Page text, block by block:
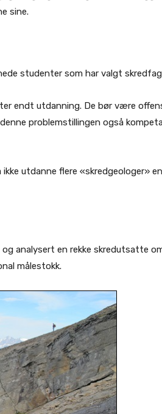
sine.
studenter som har valgt
endt utdanning. De bør være
problemstillingen også
utdanne flere «skredgeologer»
en rekke skredutsatte
målestokk.